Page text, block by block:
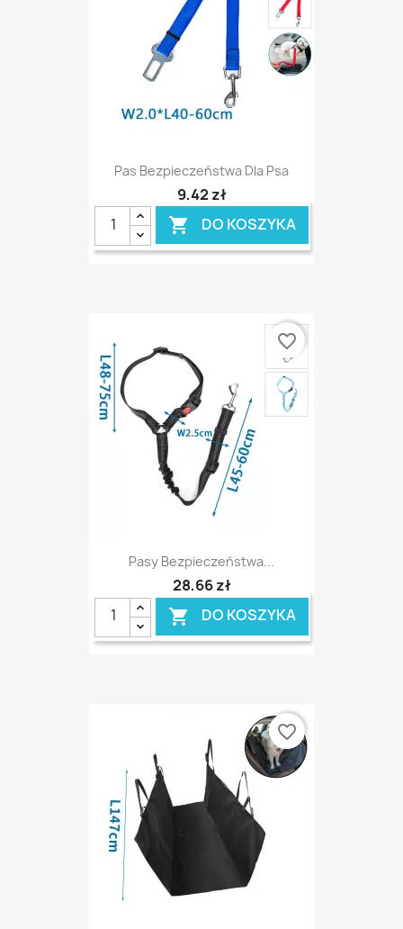
Pas Bezpieczeństwa Dla Psa
9,42 zł
 DO KOSZYKA
Pasy Bezpieczeństwa...
28,66 zł
 DO KOSZYKA
favorite_border
favorite_border